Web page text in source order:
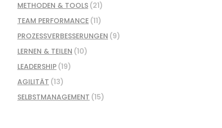
METHODEN & TOOLS (21)
TEAM PERFORMANCE (11)
PROZESSVERBESSERUNGEN (9)
LERNEN & TEILEN (10)
LEADERSHIP (19)
AGILITÄT (13)
SELBSTMANAGEMENT (15)